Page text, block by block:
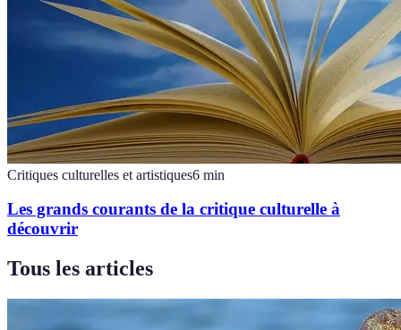
Critiques culturelles et artistiques6 min
Les grands courants de la critique culturelle à
découvrir
Tous les articles